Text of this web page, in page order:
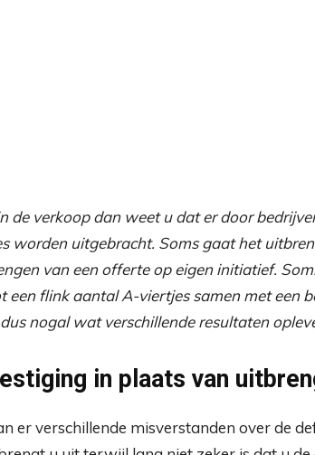
de verkoop dan weet u dat er door
worden uitgebracht. Soms gaat het
van een offerte op eigen initiatief.
een flink aantal A-viertjes samen met een
nogal wat verschillende resultaten
in plaats van
er verschillende misverstanden over de